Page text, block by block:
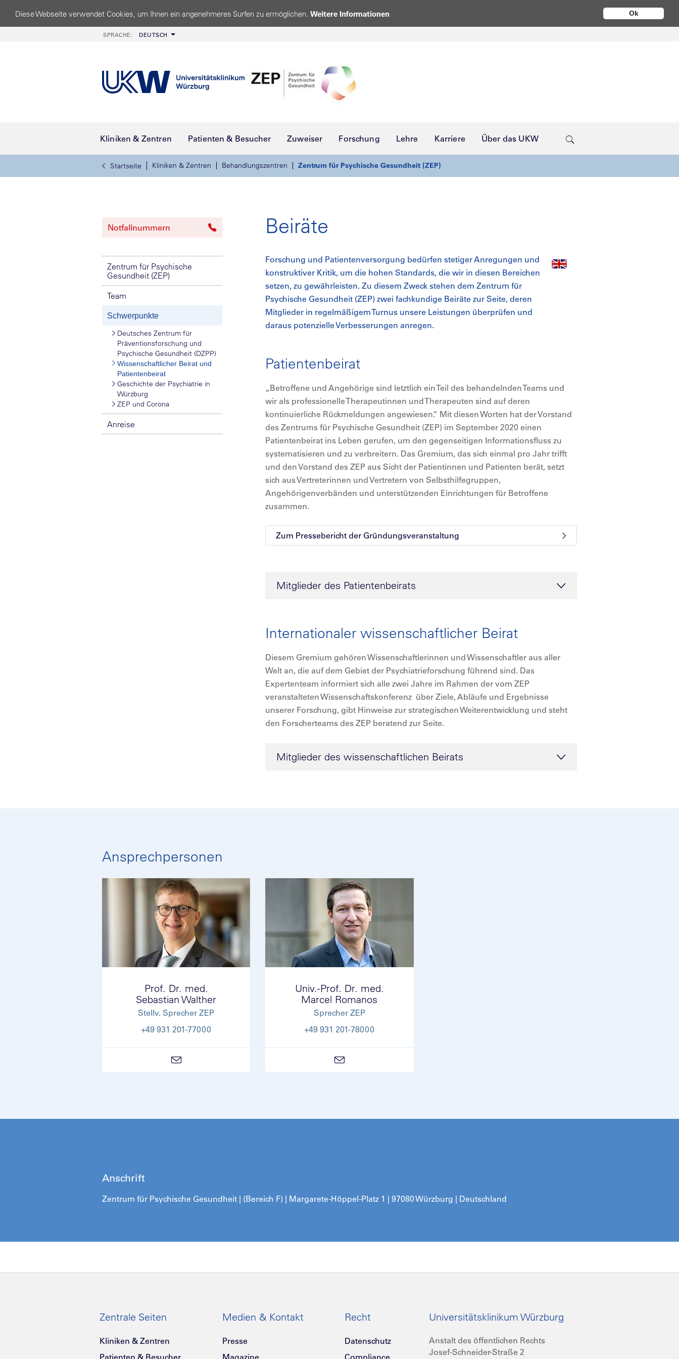
Ok
Diese Webseite verwendet Cookies, um Ihnen ein angenehmeres Surfen zu ermöglichen. Weitere Informationen
SPRACHE: DEUTSCH
Kliniken & Zentren Patienten & Besucher Zuweiser Forschung Lehre Karriere Über das UKW
Startseite Kliniken & Zentren Behandlungszentren Zentrum für Psychische Gesundheit (ZEP)
Notfallnummern
Zentrum für Psychische
Gesundheit (ZEP)
Team
Schwerpunkte
Deutsches Zentrum für
Präventionsforschung und
Psychische Gesundheit (DZPP)
Wissenschaftlicher Beirat und
Patientenbeirat
Geschichte der Psychiatrie in
Würzburg
ZEP und Corona
Anreise
Beiräte
Forschung und Patientenversorgung bedürfen stetiger Anregungen und
konstruktiver Kritik, um die hohen Standards, die wir in diesen Bereichen
setzen, zu gewährleisten. Zu diesem Zweck stehen dem Zentrum für
Psychische Gesundheit (ZEP) zwei fachkundige Beiräte zur Seite, deren
Mitglieder in regelmäßigem Turnus unsere Leistungen überprüfen und
daraus potenzielle Verbesserungen anregen.
Patientenbeirat
„Betroffene und Angehörige sind letztlich ein Teil des behandelnden Teams und
wir als professionelle Therapeutinnen und Therapeuten sind auf deren
kontinuierliche Rückmeldungen angewiesen.“ Mit diesen Worten hat der Vorstand
des Zentrums für Psychische Gesundheit (ZEP) im September 2020 einen
Patientenbeirat ins Leben gerufen, um den gegenseitigen Informationsfluss zu
systematisieren und zu verbreitern. Das Gremium, das sich einmal pro Jahr trifft
und den Vorstand des ZEP aus Sicht der Patientinnen und Patienten berät, setzt
sich aus Vertreterinnen und Vertretern von Selbsthilfegruppen,
Angehörigenverbänden und unterstützenden Einrichtungen für Betroffene
zusammen.
Zum Pressebericht der Gründungsveranstaltung
Mitglieder des Patientenbeirats
Internationaler wissenschaftlicher Beirat
Diesem Gremium gehören Wissenschaftlerinnen und Wissenschaftler aus aller
Welt an, die auf dem Gebiet der Psychiatrieforschung führend sind. Das
Expertenteam informiert sich alle zwei Jahre im Rahmen der vom ZEP
veranstalteten Wissenschaftskonferenz über Ziele, Abläufe und Ergebnisse
unserer Forschung, gibt Hinweise zur strategischen Weiterentwicklung und steht
den Forscherteams des ZEP beratend zur Seite.
Mitglieder des wissenschaftlichen Beirats
Ansprechpersonen
Prof. Dr. med.
Sebastian Walther
Stellv. Sprecher ZEP
+49 931 201-77000
Univ.-Prof. Dr. med.
Marcel Romanos
Sprecher ZEP
+49 931 201-78000
Anschrift
Zentrum für Psychische Gesundheit | (Bereich F) | Margarete-Höppel-Platz 1 | 97080 Würzburg | Deutschland
Zentrale Seiten
Kliniken & Zentren
Patienten & Besucher
Medien & Kontakt
Presse
Magazine
Recht
Datenschutz
Compliance
Universitätsklinikum Würzburg
Anstalt des öffentlichen Rechts
Josef-Schneider-Straße 2